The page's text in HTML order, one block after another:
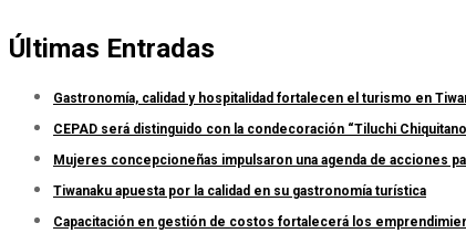
Últimas Entradas
Gastronomía, calidad y hospitalidad fortalecen el turismo en
CEPAD será distinguido con la condecoración “Tiluchi
Mujeres concepcioneñas impulsaron una agenda de acciones
Tiwanaku apuesta por la calidad en su gastronomía turística
Capacitación en gestión de costos fortalecerá los